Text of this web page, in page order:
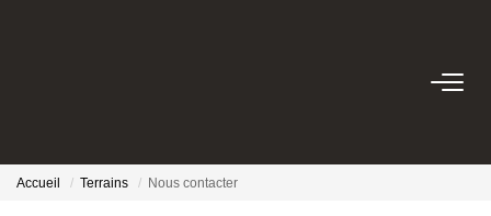
PRESTIGE
Accueil Terrains Nous contacter